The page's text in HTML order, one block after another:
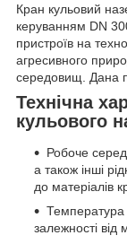
Кран кульовий
керуванням DN
пристроїв на
агресивного
середовищ. Дана
Технічна
кульового
Робоче
а також інші
до матеріалів
залежності від